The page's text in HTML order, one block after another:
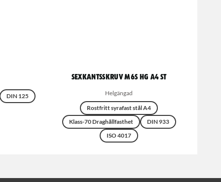
DIN 125
Sexkantsskruv M6S HG A4 ST
Helgängad
Rostfritt syrafast stål A4
Klass-70 Draghållfasthet
DIN 933
ISO 4017